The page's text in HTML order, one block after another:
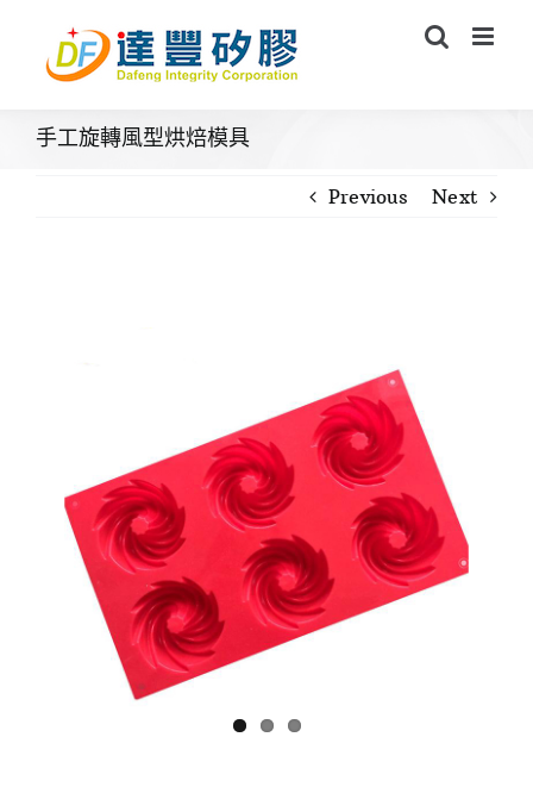
content
手工旋轉風型烘焙模具
Previous Next